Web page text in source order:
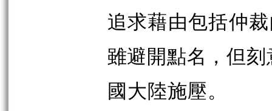
追求藉由包括仲
雖避開點名，但刻
國大陸施壓。